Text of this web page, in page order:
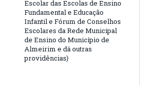
Escolar das Escolas de Ensino
Fundamental e Educação
Infantil e Fórum de Conselhos
Escolares da Rede Municipal
de Ensino do Município de
Almeirim e dá outras
providências)